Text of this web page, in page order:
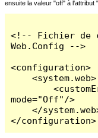
ensuite la valeur "off" à l'attribut
<!-- Fichier de
Web.Config -->
<configuration>
    <system.web>
        <customErrors
mode="Off"/>
    </system.web>
</configuration>